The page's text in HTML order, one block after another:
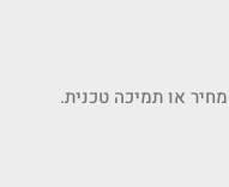
או תמיכה טכנית.